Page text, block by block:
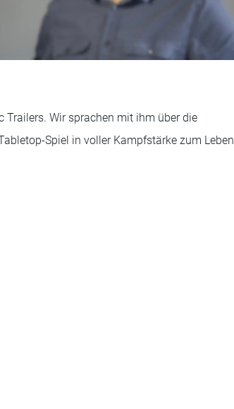
Wir sprachen mit ihm über die
Spiel in voller Kampfstärke zum Leben